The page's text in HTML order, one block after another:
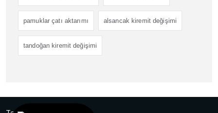
pamuklar çatı aktarımı alsancak kiremit değişimi
tandoğan kiremit değişimi